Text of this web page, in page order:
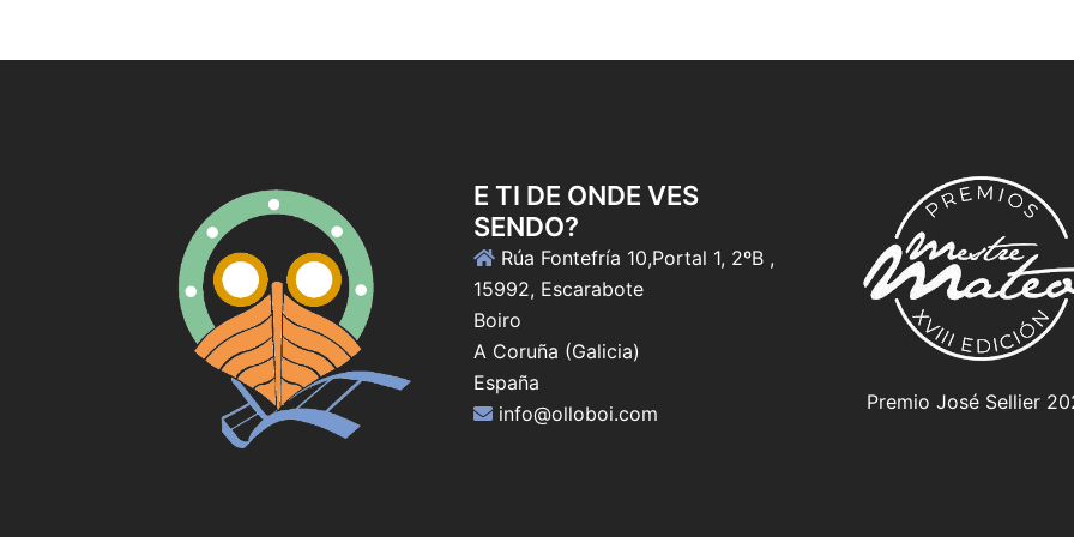
E TI DE ONDE VES
SENDO?
Rúa Fontefría 10,Portal 1, 2ºB ,
15992, Escarabote
Boiro
A Coruña (Galicia)
España
info@olloboi.com
Premio José Sellier